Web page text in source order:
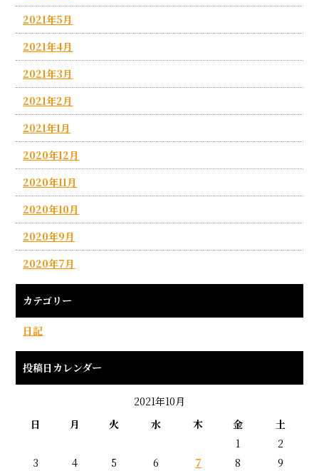
2021年5月
2021年4月
2021年3月
2021年2月
2021年1月
2020年12月
2020年11月
2020年10月
2020年9月
2020年7月
カテゴリー
日記
投稿日カレンダー
2021年10月
日
月 火 水 木 金
土
1
2
3
4 5 6 7 8 9